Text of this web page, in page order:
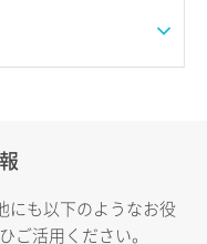
にも以下のようなお役
ご活用ください。